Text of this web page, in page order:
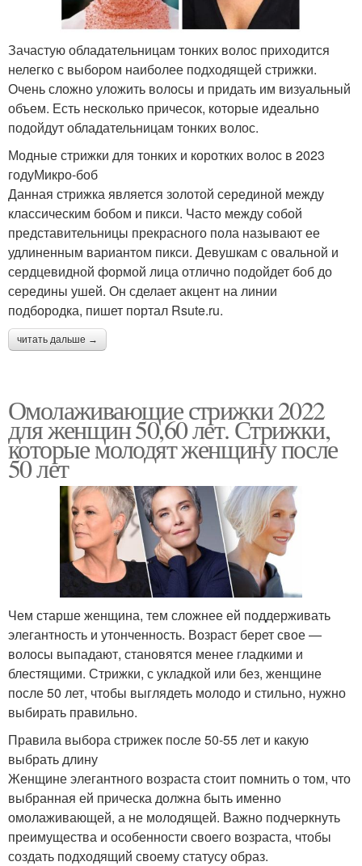
Зачастую обладательницам тонких волос приходится
нелегко с выбором наиболее подходящей стрижки.
Очень сложно уложить волосы и придать им визуальный
объем. Есть несколько причесок, которые идеально
подойдут обладательницам тонких волос.
Модные стрижки для тонких и коротких волос в 2023
годуМикро-боб
Данная стрижка является золотой серединой между
классическим бобом и пикси. Часто между собой
представительницы прекрасного пола называют ее
удлиненным вариантом пикси. Девушкам с овальной и
сердцевидной формой лица отлично подойдет боб до
середины ушей. Он сделает акцент на линии
подбородка, пишет портал Rsute.ru.
читать дальше →
Омолаживающие стрижки 2022
для женщин 50,60 лет. Стрижки,
которые молодят женщину после
50 лет
Чем старше женщина, тем сложнее ей поддерживать
элегантность и утонченность. Возраст берет свое —
волосы выпадают, становятся менее гладкими и
блестящими. Стрижки, с укладкой или без, женщине
после 50 лет, чтобы выглядеть молодо и стильно, нужно
выбирать правильно.
Правила выбора стрижек после 50-55 лет и какую
выбрать длину
Женщине элегантного возраста стоит помнить о том, что
выбранная ей прическа должна быть именно
омолаживающей, а не молодящей. Важно подчеркнуть
преимущества и особенности своего возраста, чтобы
создать подходящий своему статусу образ.